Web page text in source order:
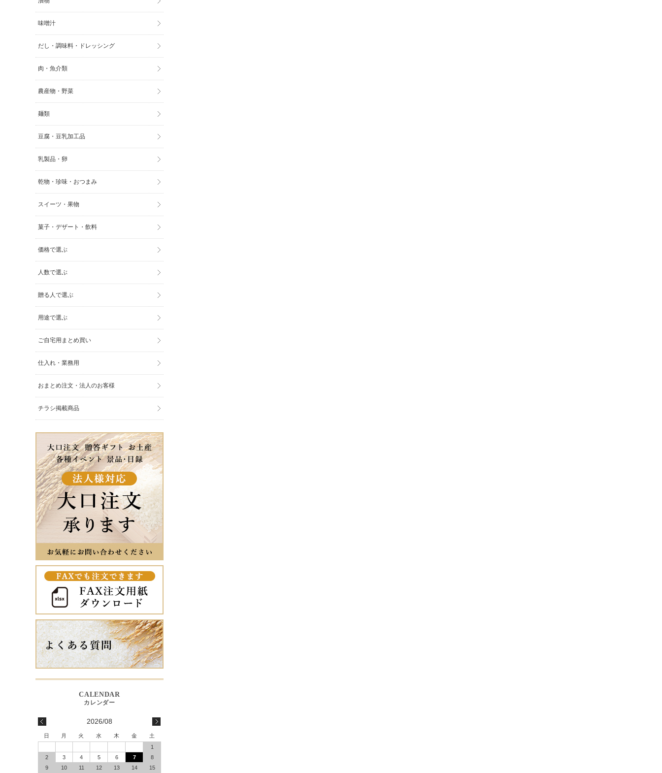
味噌汁
だし・調味料・ドレッシング
肉・魚介類
農産物・野菜
麺類
豆腐・豆乳加工品
乳製品・卵
乾物・珍味・おつまみ
スイーツ・果物
菓子・デザート・飲料
価格で選ぶ
人数で選ぶ
贈る人で選ぶ
用途で選ぶ
ご自宅用まとめ買い
仕入れ・業務用
おまとめ注文・法人のお客様
チラシ掲載商品
2026/08
日 月 火 水 木 金
土
1
2
3 4 5 6 7
8
9
10 11 12 13 14 15